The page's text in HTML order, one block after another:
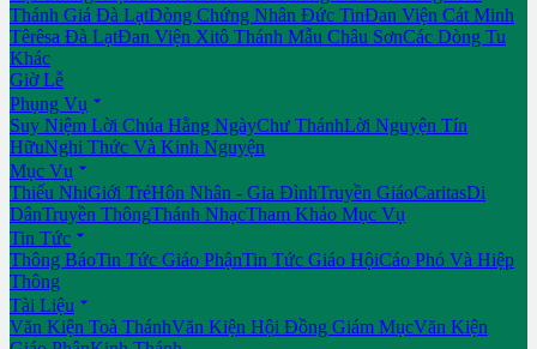
Thánh Giá Đà LạtDòng Chứng Nhân Đức TinĐan Viện Cát Minh
Têrêsa Đà LạtĐan Viện Xitô Thánh Mẫu Châu SơnCác Dòng Tu
Khác
Giờ Lễ
Phụng Vụ 
Suy Niệm Lời Chúa Hằng NgàyChư ThánhLời Nguyện Tín
HữuNghi Thức Và Kinh Nguyện
Mục Vụ 
Thiếu NhiGiới TrẻHôn Nhân - Gia ĐìnhTruyền GiáoCaritasDi
DânTruyền ThôngThánh NhạcTham Khảo Mục Vụ
Tin Tức 
Thông BáoTin Tức Giáo PhậnTin Tức Giáo HộiCáo Phó Và Hiệp
Thông
Tài Liệu 
Văn Kiện Toà ThánhVăn Kiện Hội Đồng Giám MụcVăn Kiện